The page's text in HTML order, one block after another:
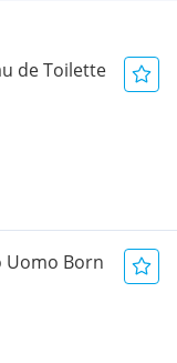
de Toilette
Uomo Born